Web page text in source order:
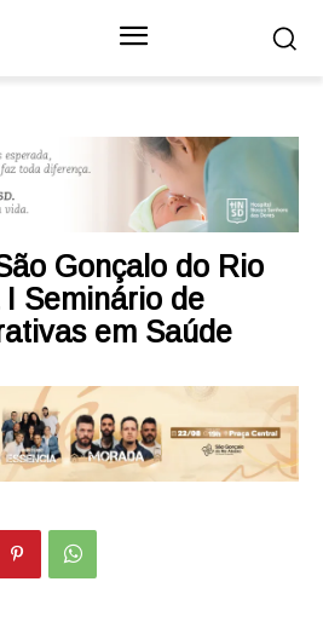
Gonçalo do Rio
Seminário de
em Saúde